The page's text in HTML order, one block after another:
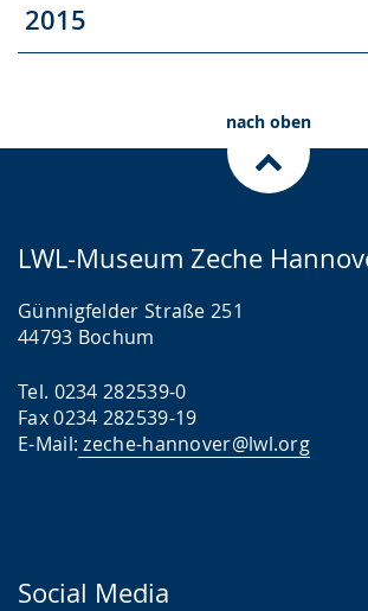
2015
nach oben
LWL-Museum Zeche
Günnigfelder Straße 251
44793 Bochum
Tel. 0234 282539-0
Fax 0234 282539-19
E-Mail: zeche-hannover@lwl.org
Social Media